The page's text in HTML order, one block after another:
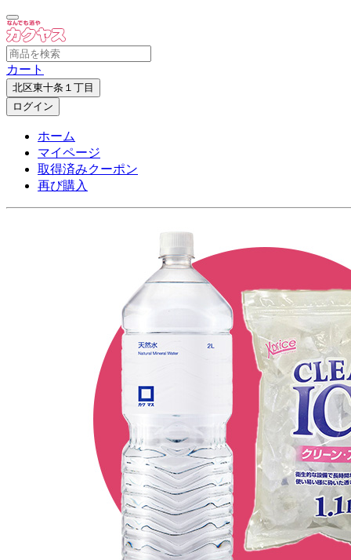
カート
北区東十条１丁目
ログイン
ホーム
マイページ
取得済みクーポン
再び購入